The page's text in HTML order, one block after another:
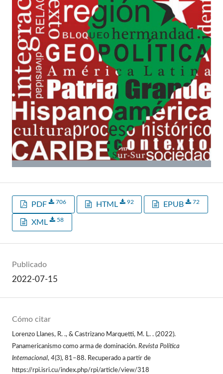
PDF 706 HTML 92 EPUB 72
XML 58
Publicado
2022-07-15
Cómo citar
Lorenzo Llanes, R. ., & Castrizano Marquetti, M. L. . (2022).
Panamericanismo como arma de dominación.Revista Política
Internacional,4(3), 81–88. Recuperado a partir de
https://rpi.isri.cu/index.php/rpi/article/view/318